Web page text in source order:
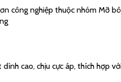
công nghiệp thuộc nhóm Mỡ
cao, chịu cực áp, thích hợp